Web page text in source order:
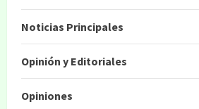
Noticias Principales
Opinión y Editoriales
Opiniones